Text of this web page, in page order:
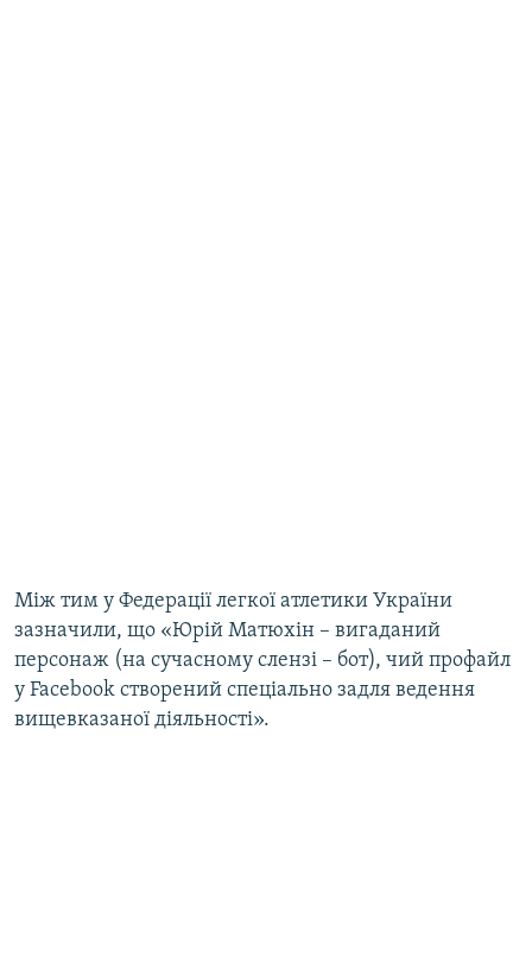
Між тим у Федерації легкої атлетики України
зазначили, що «Юрій Матюхін – вигаданий
персонаж (на сучасному слензі – бот), чий профайл
у Facebook створений спеціально задля ведення
вищевказаної діяльності».